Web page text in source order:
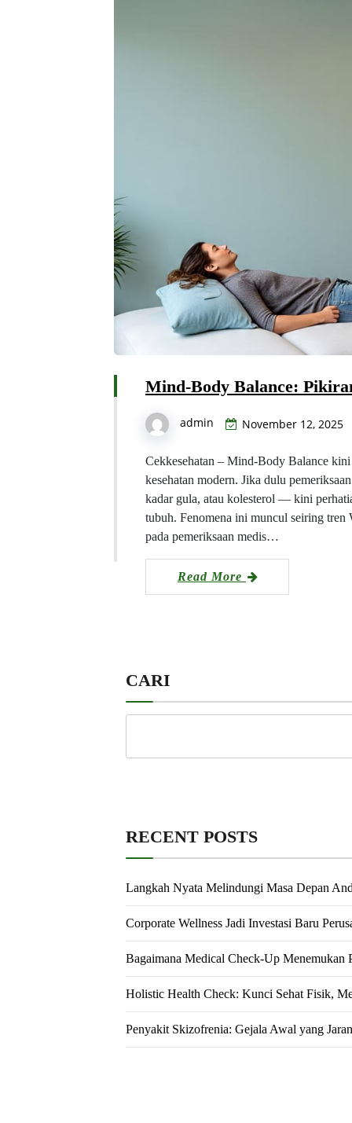
Mind-Body Balance:
admin November 12, 2025
Cekkesehatan – Mind-Body Balance
kesehatan modern. Jika dulu
kadar gula, atau kolesterol — kini
tubuh. Fenomena ini muncul seiring
pada pemeriksaan medis…
Read More
CARI
RECENT POSTS
Langkah Nyata Melindungi Masa Depan
Corporate Wellness Jadi Investasi Baru
Bagaimana Medical Check-Up Menemukan
Holistic Health Check: Kunci Sehat Fisik,
Penyakit Skizofrenia: Gejala Awal yang